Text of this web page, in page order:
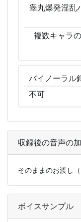
睾丸爆発淫乱
複数キャラ
バイノーラル
不可
収録後の音声の
そのままのお渡し
ボイスサンプル